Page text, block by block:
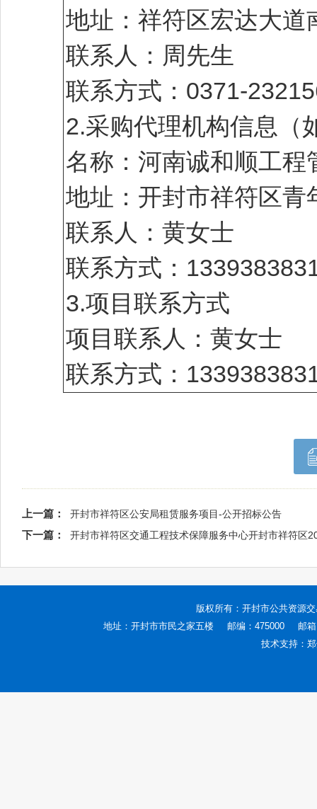
地址：祥符区宏达大道
联系人：周先生
联系方式：0371-
2.采购代理机构信息（
名称：河南诚和顺工程
地址：开封市祥符区青
联系人：黄女士
联系方式：
3.项目联系方式
项目联系人：黄女士
联系方式：
上一篇： 开封市祥符区公安局租赁服务项目-公开招标公告
下一篇： 开封市祥符区交通工程技术保障服务中心开封市祥符区
版权所有： 开封市公共资源
地址：开封市市民之家五楼
邮编：475000
邮
技术支持：